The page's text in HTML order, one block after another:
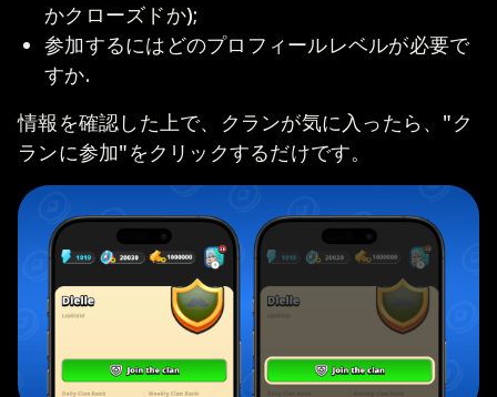
かクローズドか);
参加するにはどのプロフィールレベルが必要で
すか.
情報を確認した上で、クランが気に入ったら、"ク
ランに参加"をクリックするだけです。